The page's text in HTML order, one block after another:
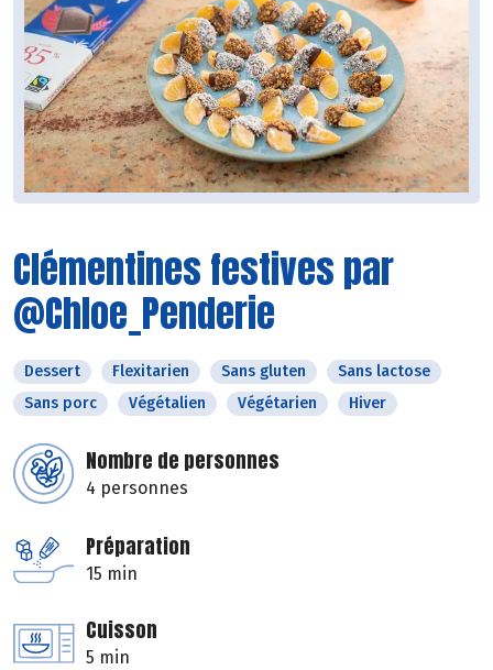
Clémentines festives par
@Chloe_Penderie
Dessert Flexitarien Sans gluten
Sans lactose
Sans porc
Végétalien Végétarien Hiver
Nombre de personnes
4 personnes
Préparation
15 min
Cuisson
5 min